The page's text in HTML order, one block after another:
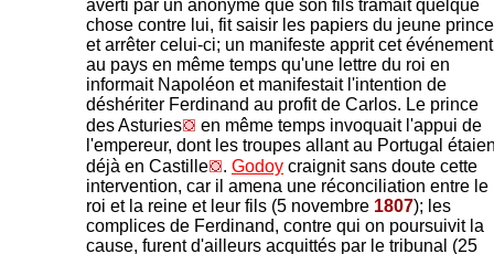
averti par un anonyme que son fils tramait quelque
chose contre lui, fit saisir les papiers du jeune prince
et arrêter celui-ci; un manifeste apprit cet événement
au pays en même temps qu'une lettre du roi en
informait Napoléon et manifestait l'intention de
déshériter Ferdinand au profit de Carlos. Le prince
des Asturies
en même temps invoquait l'appui de
l'empereur, dont les troupes allant au Portugal
déjà en Castille
. Godoy craignit sans doute cette
intervention, car il amena une réconciliation entre le
roi et la reine et leur fils (5 novembre 1807); les
complices de Ferdinand, contre qui on poursuivit la
cause, furent d'ailleurs acquittés par le tribunal (25